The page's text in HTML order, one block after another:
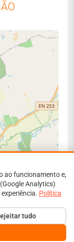
contributors
ao funcionamento e,
Analytics)
Política
tudo